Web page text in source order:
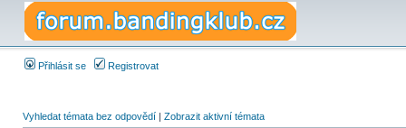
Přihlásit se Registrovat
Vyhledat témata bez odpovědí | Zobrazit aktivní témata